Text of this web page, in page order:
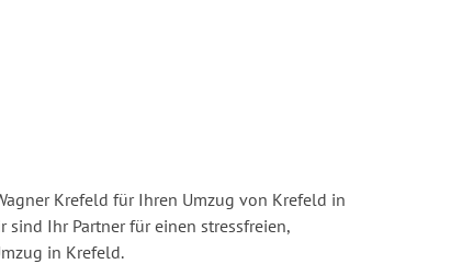
Krefeld für Ihren Umzug von Krefeld in
sind Ihr Partner für einen stressfreien,
in Krefeld.